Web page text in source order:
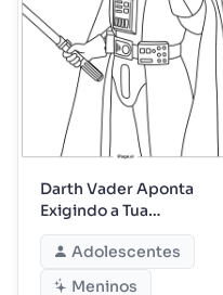
Darth Vader Aponta
Exigindo a Tua
Lealdade
Adolescentes
Meninos